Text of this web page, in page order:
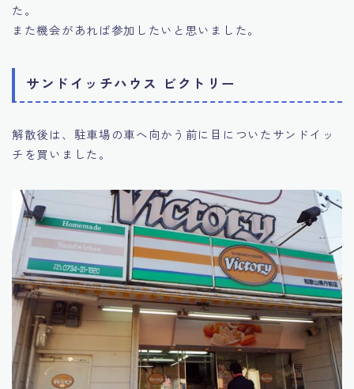
た。
また機会があれば参加したいと思いました。
サンドイッチハウス ビクトリー
解散後は、駐車場の車へ向かう前に目についたサンドイッ
チを買いました。